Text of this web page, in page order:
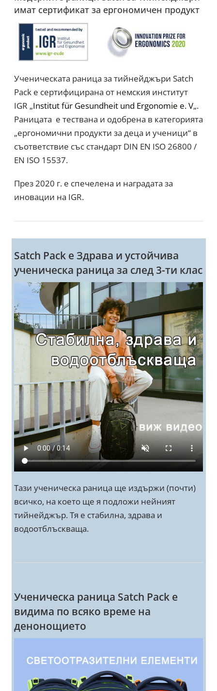
имат сертификат за ергономичен продукт
Ученическата раница за тийнейджъри Satch
Pack е сертифицирана от немския институт
IGR „Institut für Gesundheit und Ergonomie e. V„.
Раницата е тествана и одобрена в категорията
„ергономични продукти за деца и ученици“ в
съответствие със стандарт DIN EN ISO 26800 /
EN ISO 15537.
През 2020 г. е спечелена и наградата за
иновации на IGR.
Satch Pack e Здрава и устойчива
ученическа раница за след 3-ти клас
Тази ученическа раница ще издържи (почти)
всичко, на което ще я подложи нейният
тийнейджър. Тя е стабилна, здрава и
водоотблъскваща.
Ученическа раница Satch Pack е
видима по всяко време на
денонощието